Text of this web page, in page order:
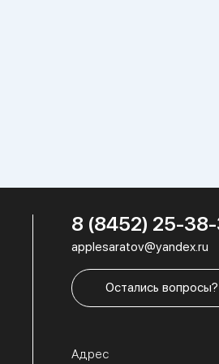
8 (8452) 25-
applesaratov@yandex.ru
Остались вопросы?
Адрес